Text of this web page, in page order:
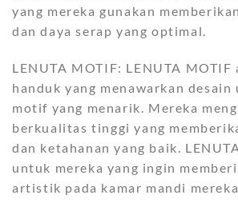
yang mereka gunakan
dan daya serap yang optimal.
LENUTA MOTIF: LENUTA MOTIF
handuk yang menawarkan desain
motif yang menarik. Mereka
berkualitas tinggi yang
dan ketahanan yang baik.
untuk mereka yang ingin
artistik pada kamar mandi